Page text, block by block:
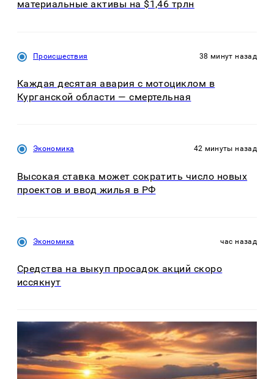
материальные активы на $1,46 трлн
Происшествия 38 минут назад
Каждая десятая авария с мотоциклом в
Курганской области — смертельная
Экономика 42 минуты назад
Высокая ставка может сократить число новых
проектов и ввод жилья в РФ
Экономика час назад
Средства на выкуп просадок акций скоро
иссякнут